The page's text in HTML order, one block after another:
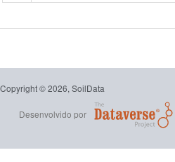
Copyright © 2026, SoilData
Desenvolvido por